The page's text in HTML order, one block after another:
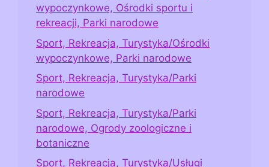
wypoczynkowe, Ośrodki sportu i
rekreacji, Parki narodowe
Sport, Rekreacja, Turystyka/Ośrodki
wypoczynkowe, Parki narodowe
Sport, Rekreacja, Turystyka/Parki
narodowe
Sport, Rekreacja, Turystyka/Parki
narodowe, Ogrody zoologiczne i
botaniczne
Sport, Rekreacja, Turystyka/Usługi